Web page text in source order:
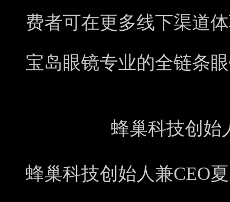
费者可在更多线下渠道
宝岛眼镜专业的全链条
蜂巢科技创始
蜂巢科技创始人兼CEO